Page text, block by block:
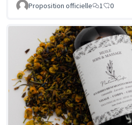
Proposition officielle 1 0